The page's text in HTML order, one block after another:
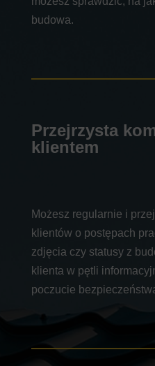
budowa.
Przejrzysta
klientem
Możesz regularnie i
klientów o postępach
zdjęcia czy statusy z
klienta w pętli
poczucie